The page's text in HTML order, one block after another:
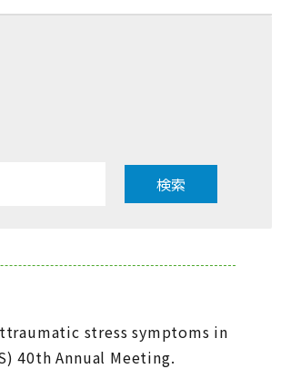
検索
stress symptoms in
40th Annual Meeting.